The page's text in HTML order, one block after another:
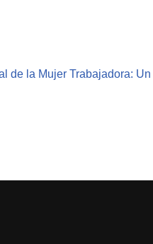
de la Mujer Trabajadora: